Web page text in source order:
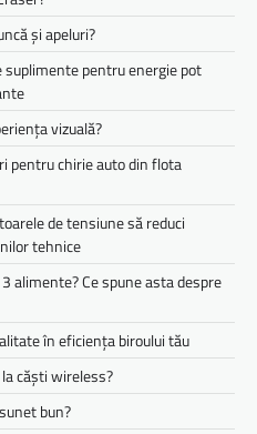
și apeluri?
suplimente pentru energie pot
vizuală?
pentru chirie auto din flota
de tensiune să reduci
tehnice
alimente? Ce spune asta despre
în eficiența biroului tău
căști wireless?
bun?